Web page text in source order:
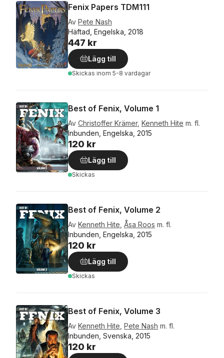
Fenix Papers TDM111
Av Pete Nash
Häftad, Engelska, 2018
447 kr
Lägg till
Skickas inom 5-8 vardagar
Best of Fenix, Volume 1
Av Christoffer Krämer, Kenneth Hite m. fl.
Inbunden, Engelska, 2015
120 kr
Lägg till
Skickas
Best of Fenix, Volume 2
Av Kenneth Hite Åsa Roos m. fl.
Inbunden, Engelska, 2015
120 kr
Lägg till
Skickas
Best of Fenix, Volume 3
Av Kenneth Hite Pete Nash m. fl.
Inbunden, Svenska, 2015
120 kr